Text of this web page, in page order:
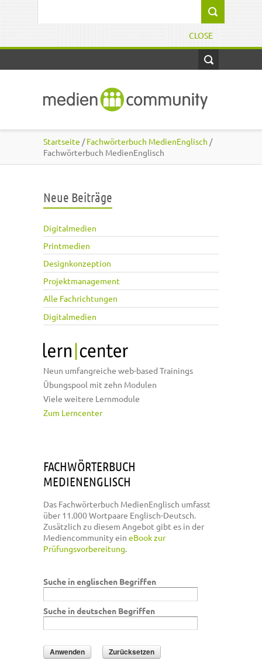
CLOSE
Startseite /Fachwörterbuch MedienEnglisch /
Fachwörterbuch MedienEnglisch
Neue Beiträge
Digitalmedien
Printmedien
Designkonzeption
Projektmanagement
Alle Fachrichtungen
Digitalmedien
Neun umfangreiche web-based Trainings
Übungspool mit zehn Modulen
Viele weitere Lernmodule
Zum Lerncenter
FACHWÖRTERBUCH
MEDIENENGLISCH
Das Fachwörterbuch MedienEnglisch umfasst
über 11.000 Wortpaare Englisch-Deutsch.
Zusätzlich zu diesem Angebot gibt es in der
Mediencommunity ein eBook zur
Prüfungsvorbereitung.
Suche in englischen Begriffen
Suche in deutschen Begriffen